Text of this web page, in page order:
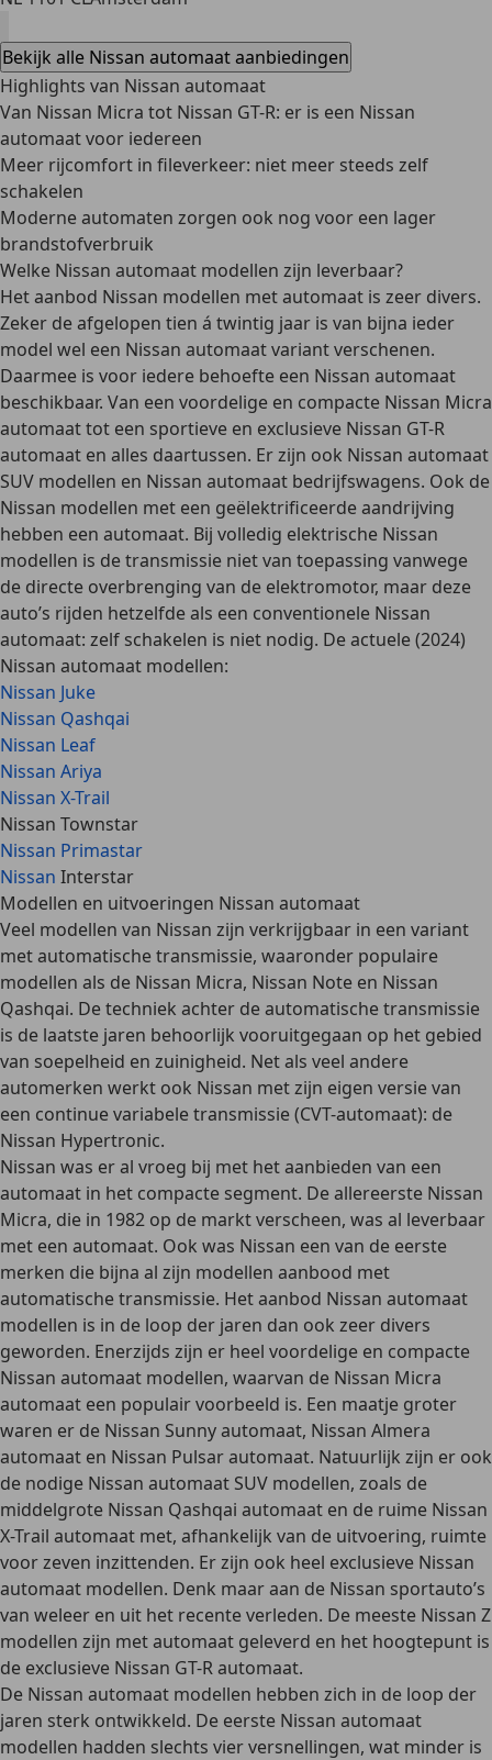
Bekijk alle Nissan automaat aanbiedingen
Highlights van Nissan automaat
Van Nissan Micra tot Nissan GT-R: er is een Nissan
automaat voor iedereen
Meer rijcomfort in fileverkeer: niet meer steeds zelf
schakelen
Moderne automaten zorgen ook nog voor een lager
brandstofverbruik
Welke Nissan automaat modellen zijn leverbaar?
Het aanbod Nissan modellen met automaat is zeer divers.
Zeker de afgelopen tien á twintig jaar is van bijna ieder
model wel een Nissan automaat variant verschenen.
Daarmee is voor iedere behoefte een Nissan automaat
beschikbaar. Van een voordelige en compacte Nissan Micra
automaattot een sportieve en exclusieve Nissan GT-R
automaat en alles daartussen. Er zijn ook Nissan automaat
SUV modellen en Nissan automaat bedrijfswagens. Ook de
Nissan modellen met een geëlektrificeerde aandrijving
hebben een automaat. Bij volledig elektrische Nissan
modellen is de transmissie niet van toepassing vanwege
de directe overbrenging van de elektromotor, maar deze
auto’s rijden hetzelfde als een conventionele Nissan
automaat: zelf schakelen is niet nodig. De actuele (2024)
Nissan automaat modellen:
Nissan Juke
Nissan Qashqai
Nissan Leaf
Nissan Ariya
Nissan X-Trail
Nissan Townstar
Nissan Primastar
Nissan Interstar
Modellen en uitvoeringen Nissan automaat
Veel modellen van Nissan zijn verkrijgbaar in een variant
met automatische transmissie, waaronder populaire
modellen als de Nissan Micra, Nissan Note en Nissan
Qashqai. De techniek achter de automatische transmissie
is de laatste jaren behoorlijk vooruitgegaan op het gebied
van soepelheid en zuinigheid. Net als veel andere
automerken werkt ook Nissan met zijn eigen versie van
een continue variabele transmissie (CVT-automaat): de
Nissan Hypertronic.
Nissan was er al vroeg bij met het aanbieden van een
automaat in het compacte segment. De allereerste Nissan
Micra, die in 1982 op de markt verscheen, was al leverbaar
met een automaat. Ook was Nissan een van de eerste
merken die bijna al zijn modellen aanbood met
automatische transmissie. Hetaanbod Nissan automaat
modellen is in de loop der jaren dan ook zeer divers
geworden. Enerzijds zijn er heel voordelige en compacte
Nissan automaat modellen, waarvan de Nissan Micra
automaat een populair voorbeeld is. Een maatje groter
waren er de Nissan Sunny automaat, Nissan Almera
automaat en Nissan Pulsar automaat. Natuurlijk zijn er ook
de nodige Nissan automaat SUV modellen, zoals de
middelgrote Nissan Qashqai automaat en de ruime Nissan
X-Trail automaat met, afhankelijk van de uitvoering, ruimte
voor zeven inzittenden. Er zijn ook heel exclusieve Nissan
automaat modellen. Denk maar aan de Nissan sportauto’s
van weleer en uit het recente verleden. De meeste Nissan Z
modellen zijn met automaat geleverd en het hoogtepunt is
de exclusieve Nissan GT-R automaat.
De Nissan automaat modellen hebben zich in de loop der
jaren sterk ontwikkeld. De eerste Nissan automaat
modellen hadden slechts vier versnellingen, wat minder is